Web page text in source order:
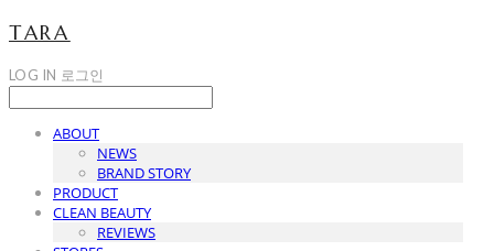
TARA
LOG IN 로그인
ABOUT
NEWS
BRAND STORY
PRODUCT
CLEAN BEAUTY
REVIEWS